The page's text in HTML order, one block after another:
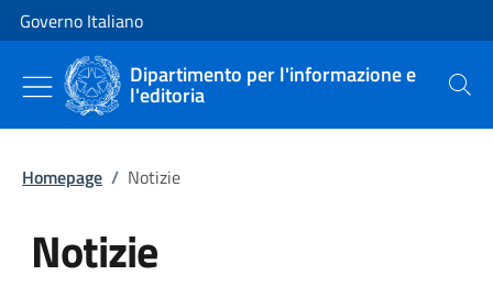
Vai al contenuto
Vai alla navigazione del sito
Governo Italiano
Dipartimento per l'informazione e
l'editoria Cerca
Homepage / Notizie
Notizie